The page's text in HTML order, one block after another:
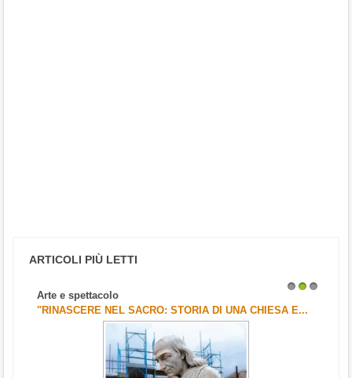
ARTICOLI PIÙ LETTI
Arte e spettacolo
"RINASCERE NEL SACRO: STORIA DI UNA CHIESA E...